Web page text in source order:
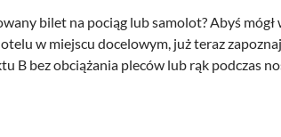
bilet na pociąg lub samolot? Abyś
w miejscu docelowym, już teraz
B bez obciążania pleców lub rąk podczas